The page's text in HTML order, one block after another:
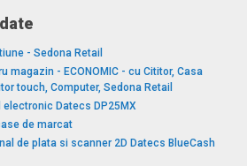
- Sedona Retail
magazin - ECONOMIC - cu Cititor, Casa
touch, Computer, Sedona Retail
Datecs DP25MX
de marcat
de plata si scanner 2D Datecs BlueCash